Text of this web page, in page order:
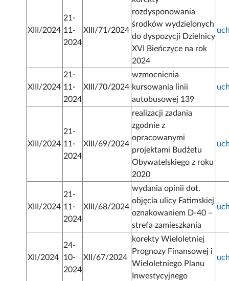
XIII/2024
21-
11-
2024
XIII/71/2024
rozdysponowania
środków wydzielonych
do dyspozycji Dzielnicy
XVI Bieńczyce na rok
2024
XIII/2024
21-
11-
2024
XIII/70/2024
wzmocnienia
kursowania linii
autobusowej 139
XIII/2024
21-
11-
2024
XIII/69/2024
realizacji zadania
zgodnie z
opracowanymi
projektami Budżetu
Obywatelskiego z roku
2020
XIII/2024
21-
11-
2024
XIII/68/2024
wydania opinii dot.
objęcia ulicy Fatimskiej
oznakowaniem D-40 –
strefa zamieszkania
XII/2024
24-
10-
2024
XII/67/2024
korekty Wieloletniej
Prognozy Finansowej i
Wieloletniego Planu
Inwestycyjnego